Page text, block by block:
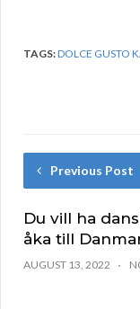
TAGS:DOLCE GUSTO
Previous Post
Du vill ha
åka till
AUGUST 13, 2022